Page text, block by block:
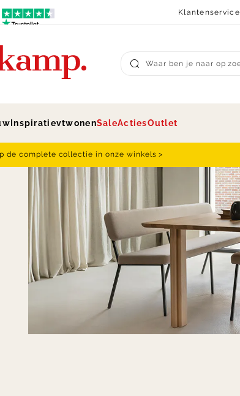
Klantenservice
Submit search
InspiratievtwonenSaleActiesOutlet
de complete collectie in onze winkels >